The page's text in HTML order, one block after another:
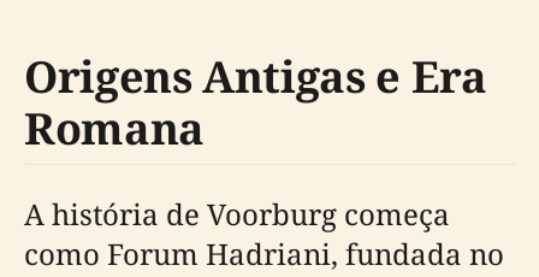
Origens Antigas e Era
Romana
A história de Voorburg começa
como Forum Hadriani, fundada no